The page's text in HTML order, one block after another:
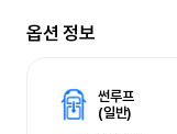
옵션 정보
썬루프
(일반)